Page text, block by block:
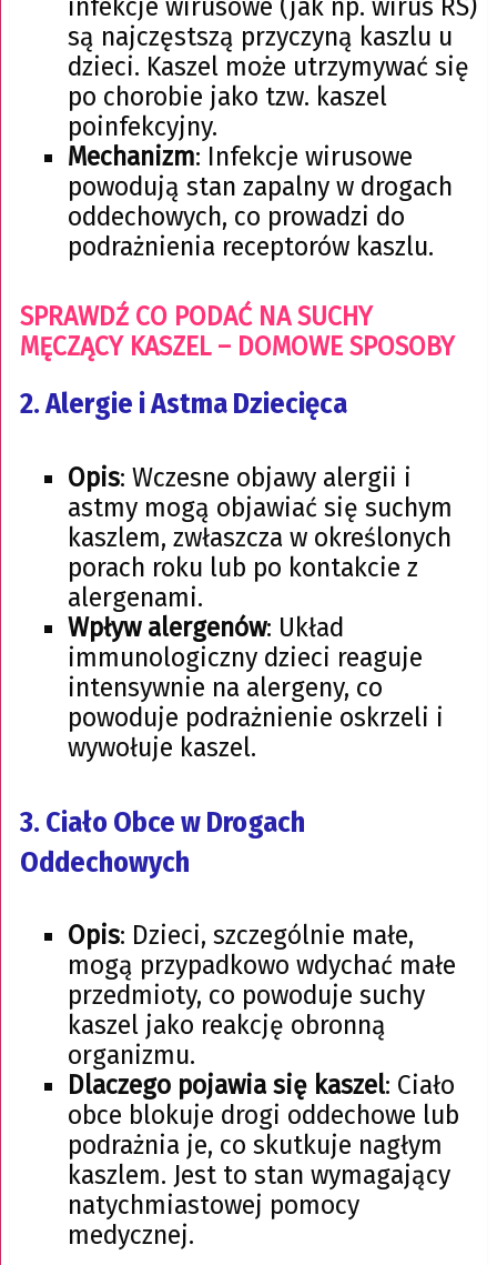
infekcje wirusowe (jak np. wirus RS)
są najczęstszą przyczyną kaszlu u
dzieci. Kaszel może utrzymywać się
po chorobie jako tzw. kaszel
poinfekcyjny.
Mechanizm: Infekcje wirusowe
powodują stan zapalny w drogach
oddechowych, co prowadzi do
podrażnienia receptorów kaszlu.
SPRAWDŹ CO PODAĆ NA SUCHY
MĘCZĄCY KASZEL – DOMOWE SPOSOBY
2.Alergie i Astma Dziecięca
Opis: Wczesne objawy alergii i
astmy mogą objawiać się suchym
kaszlem, zwłaszcza w określonych
porach roku lub po kontakcie z
alergenami.
Wpływ alergenów: Układ
immunologiczny dzieci reaguje
intensywnie na alergeny, co
powoduje podrażnienie oskrzeli i
wywołuje kaszel.
3. Ciało Obce w Drogach
Oddechowych
Opis: Dzieci, szczególnie małe,
mogą przypadkowo wdychać małe
przedmioty, co powoduje suchy
kaszel jako reakcję obronną
organizmu.
Dlaczego pojawia się kaszel: Ciało
obce blokuje drogi oddechowe lub
podrażnia je, co skutkuje nagłym
kaszlem. Jest to stan wymagający
natychmiastowej pomocy
medycznej.